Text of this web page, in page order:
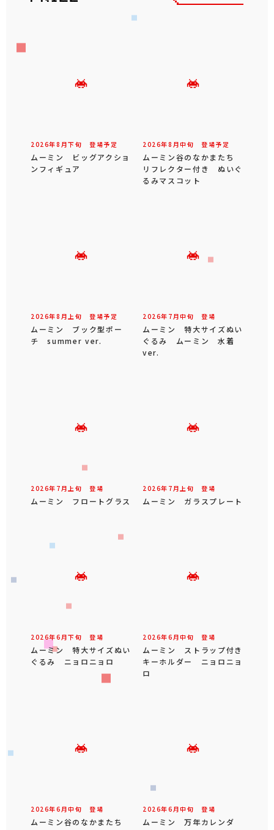
2026年8 月下旬 登場予定
ムーミン ビッグアクショ
ンフィギュア
2026年8 月中旬 登場予定
ムーミン谷のなかまたち
リフレクター付き ぬいぐ
るみマスコット
2026年8 月 上旬 登場予定
ムーミン ブック型ポー
チ summer ver.
2026年 7 月中旬 登場
ムーミン 特大サイズぬい
ぐるみ ムーミン 水着
ver.
2026年 7 月 上旬 登場
ムーミン フロートグラス
2026年 7 月 上旬 登場
ムーミン ガラスプレート
2026年6 月下旬 登場
ムーミン 特大サイズぬい
ぐるみ ニョロニョロ
2026年6 月中旬 登場
ムーミン ストラップ付き
キーホルダー ニョロニョ
ロ
2026年6 月中旬 登場
ムーミン谷のなかまたち
2026年6 月中旬 登場
ムーミン 万年カレンダ